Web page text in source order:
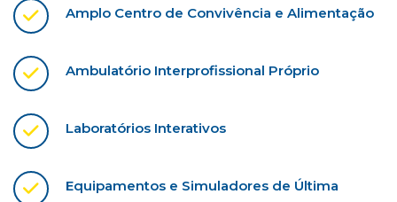
Amplo Centro de Convivência e Alimentação
Ambulatório Interprofissional Próprio
Laboratórios Interativos
Equipamentos e Simuladores de Última